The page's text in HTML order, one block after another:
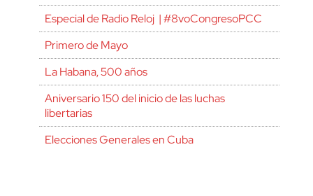
Especial de Radio Reloj | #8voCongresoPCC
Primero de Mayo
La Habana, 500 años
Aniversario 150 del inicio de las luchas
libertarias
Elecciones Generales en Cuba